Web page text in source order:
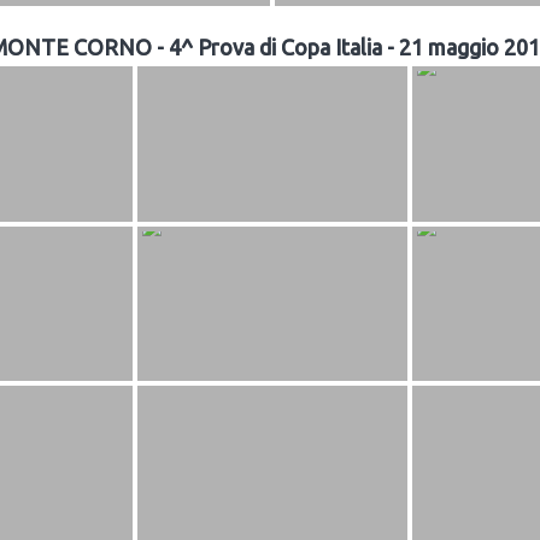
CORNO - 4^ Prova di Copa Italia - 21 maggio